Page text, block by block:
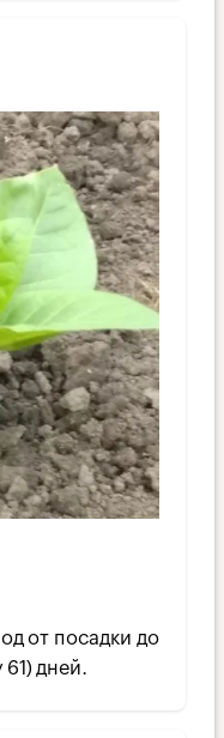
от посадки до
61) дней.